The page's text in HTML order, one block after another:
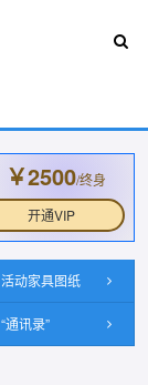
￥2500/终身
开通VIP
活动家具图纸
“通讯录”